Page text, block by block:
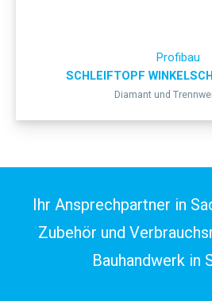
Profibau
SCHLEIFTOPF
Diamant und
Ihr Ansprechpartner in
Zubehör und
Bauhandwerk in